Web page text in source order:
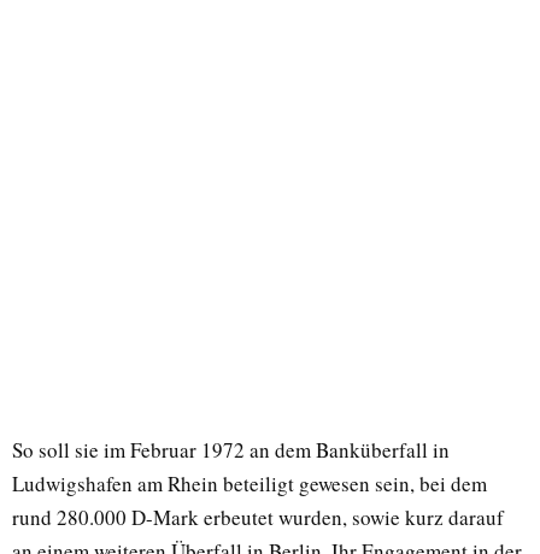
So soll sie im Februar 1972 an dem Banküberfall in
Ludwigshafen am Rhein beteiligt gewesen sein, bei dem
rund 280.000 D-Mark erbeutet wurden, sowie kurz darauf